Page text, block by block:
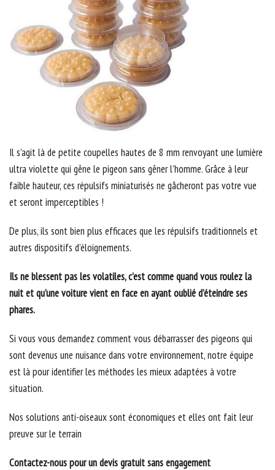
Il s’agit là de petite coupelles hautes de 8 mm renvoyant une lumière
ultra violette qui gêne le pigeon sans gêner l’homme. Grâce à leur
faible hauteur, ces répulsifs miniaturisés ne gâcheront pas votre vue
et seront imperceptibles !
De plus, ils sont bien plus efficaces que les répulsifs traditionnels et
autres dispositifs d’éloignements.
Ils ne blessent pas les volatiles, c’est comme quand vous roulez la
nuit et qu’une voiture vient en face en ayant oublié d’éteindre ses
phares.
Si vous vous demandez comment vous débarrasser des pigeons qui
sont devenus une nuisance dans votre environnement, notre équipe
est là pour identifier les méthodes les mieux adaptées à votre
situation.
Nos solutions anti-oiseaux sont économiques et elles ont fait leur
preuve sur le terrain
Contactez-nous pour un devis gratuit sans engagement